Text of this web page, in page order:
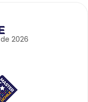
de 2026